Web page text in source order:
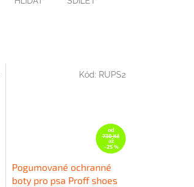
od
730 Kč
až
–25 %
Pogumované ochranné
boty pro psa Proff shoes
Kód: RUPS2